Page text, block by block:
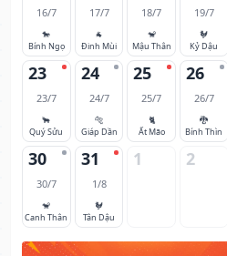
16/7
🐎
Bính Ngọ
17/7
🐐
Đinh Mùi
18/7
🐒
Mậu Thân
19/7
🐓
Kỷ Dậu
23
23/7
🐂
Quý Sửu
24
24/7
🐅
Giáp Dần
25
25/7
🐈
Ất Mão
26
26/7
🐉
Bính Thìn
30
30/7
🐒
Canh Thân
31
1/8
🐓
Tân Dậu
1 2